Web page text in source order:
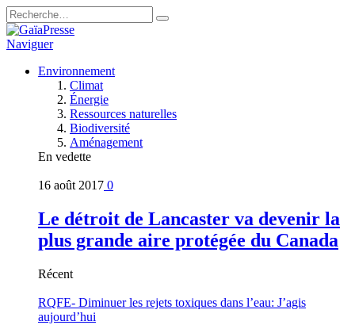
Naviguer
Environnement
Climat
Énergie
Ressources naturelles
Biodiversité
Aménagement
En vedette
16 août 2017 0
Le détroit de Lancaster va devenir la
plus grande aire protégée du Canada
Récent
RQFE- Diminuer les rejets toxiques dans l’eau: J’agis
aujourd’hui